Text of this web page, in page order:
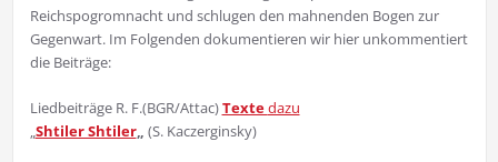
Reichspogromnacht und schlugen den mahnenden Bogen zur
Gegenwart. Im Folgenden dokumentieren wir hier unkommentiert
die Beiträge:
Liedbeiträge R. F.(BGR/Attac)Textedazu
„Shtiler Shtiler„ (S. Kaczerginsky)